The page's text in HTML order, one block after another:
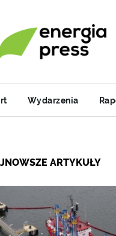
Wydarzenia
ARTYKUŁY